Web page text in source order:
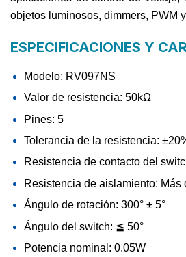
objetos luminosos, dimmers, PWM
ESPECIFICACIONES Y
Modelo: RV097NS
Valor de resistencia: 50kΩ
Pines: 5
Tolerancia de la resistencia:
Resistencia de contacto del
Resistencia de aislamiento:
Ángulo de rotación: 300° ± 5°
Ángulo del switch: ≦ 50°
Potencia nominal: 0.05W